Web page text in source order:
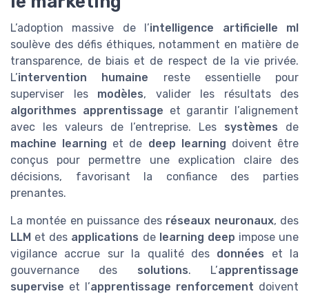
L’adoption massive de l’intelligence artificielle ml
soulève des défis éthiques, notamment en matière de
transparence, de biais et de respect de la vie privée.
L’intervention humaine reste essentielle pour
superviser les modèles, valider les résultats des
algorithmes apprentissage et garantir l’alignement
avec les valeurs de l’entreprise. Les systèmes de
machine learning et de deep learning doivent être
conçus pour permettre une explication claire des
décisions, favorisant la confiance des parties
prenantes.
La montée en puissance des réseaux neuronaux, des
LLM et des applications de learning deep impose une
vigilance accrue sur la qualité des données et la
gouvernance des solutions. L’apprentissage
supervise et l’apprentissage renforcement doivent